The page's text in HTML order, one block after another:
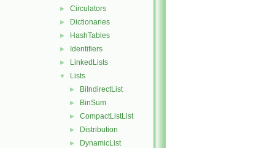
► Circulators
► Dictionaries
► HashTables
► Identifiers
► LinkedLists
▼ Lists
► BiIndirectList
► BinSum
► CompactListList
► Distribution
► DynamicList